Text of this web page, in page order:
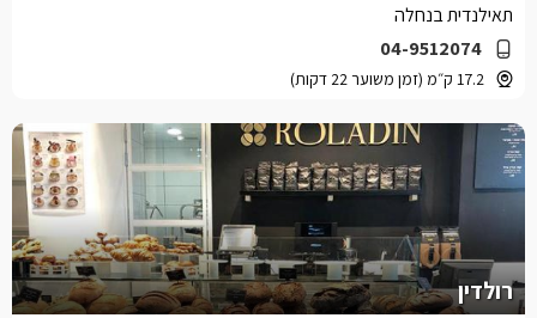
04-9512074
17.2 ק״מ (זמן משוער 22 דקות)
תאילנדית בנחלה
רולדין